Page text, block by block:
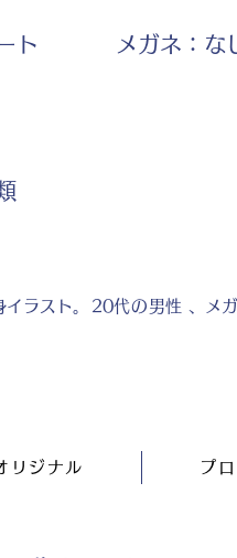
ト
メガネ： な
ラスト。 20代の 男性 、メ
リジナル プ